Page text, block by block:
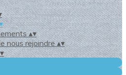
▴▾
nous rejoindre▴▾
▾